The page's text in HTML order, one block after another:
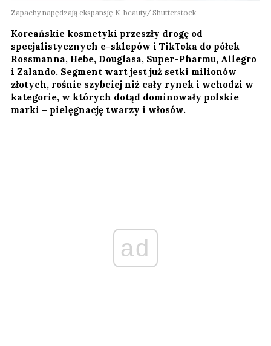
Zapachy napędzają ekspansję K-beauty Shutterstock
Koreańskie kosmetyki przeszły drogę od
specjalistycznych e-sklepów i TikToka do półek
Rossmanna, Hebe, Douglasa, Super-Pharmu, Allegro
i Zalando. Segment wart jest już setki milionów
złotych, rośnie szybciej niż cały rynek i wchodzi w
kategorie, w których dotąd dominowały polskie
marki – pielęgnację twarzy i włosów.
ad